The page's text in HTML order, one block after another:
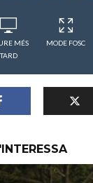
MÉS
TARD
MODE FOSC